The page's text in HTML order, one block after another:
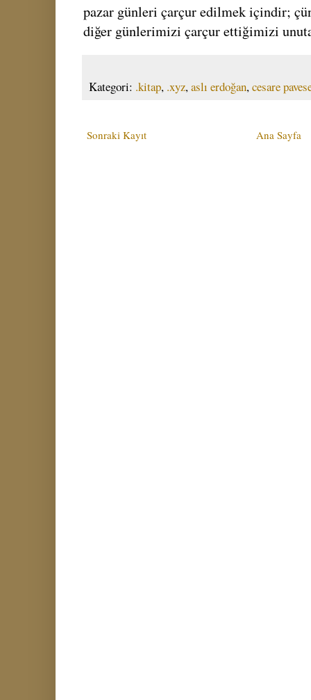
pazar günleri çarçur edilmek içindir;
diğer günlerimizi çarçur ettiğimizi
Kategori: .kitap, .xyz,aslı erdoğan,cesare
Sonraki Kayıt Ana Sayfa